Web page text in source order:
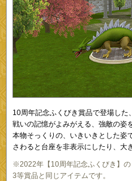
10周年記念ふくびき賞品で登場した
戦いの記憶がよみがえる、強敵の姿
本物そっくりの、いきいきとした姿
さわると台座を非表示にしたり、大
※2022年【10周年記念ふくびき】の
3等賞品と同じアイテムです。